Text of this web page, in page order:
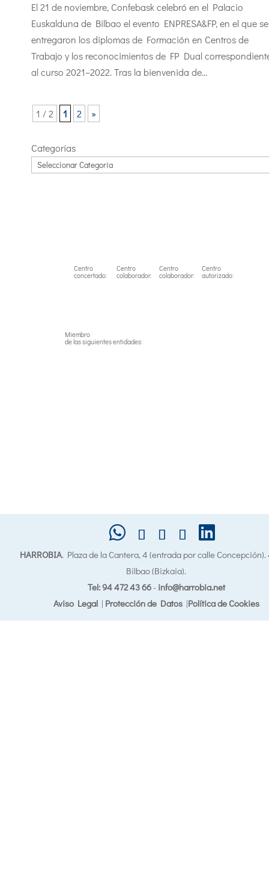
El 21 de noviembre, Confebask celebró en el Palacio
Euskalduna de Bilbao el evento ENPRESA&FP, en el que se
entregaron los diplomas de Formación en Centros de
Trabajo y los reconocimientos de FP Dual
al curso 2021–2022. Tras la bienvenida de...
1 / 2 1 2 »
Categorías
Centro
concertado:
Centro
colaborador:
Centro
colaborador:
Centro
autorizado:
Miembro
de las siguientes entidades:
HARROBIA. Plaza de la Cantera, 4 (entrada por calle
Bilbao (Bizkaia).
Tel: 94 472 43 66- info@harrobia.net
Aviso Legal| Protección de Datos|Política de Cookies